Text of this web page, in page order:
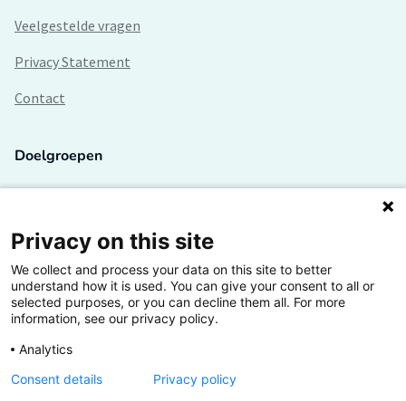
Veelgestelde vragen
Privacy Statement
Contact
Doelgroepen
Lectoren en onderzoekers
Bedrijven
Hogescholen
Privacy on this site
We collect and process your data on this site to better
understand how it is used. You can give your consent to all or
selected purposes, or you can decline them all. For more
information, see our privacy policy.
Analytics
Consent details
Privacy policy